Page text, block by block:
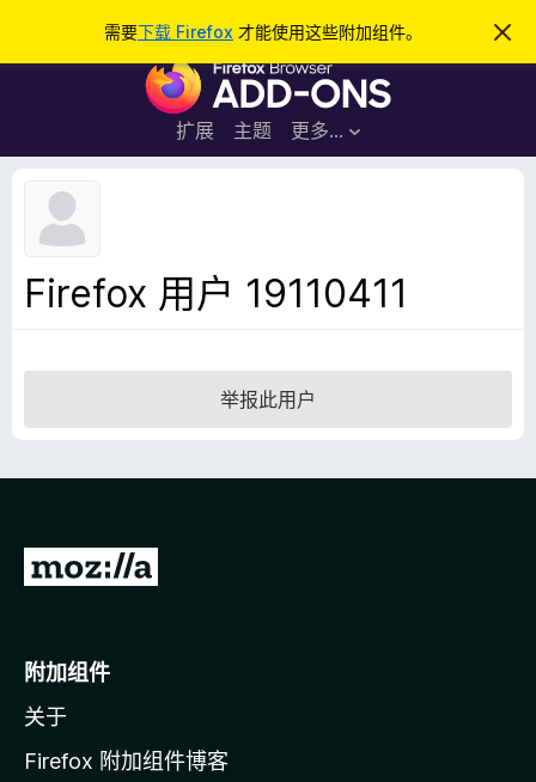
需要下载 Firefox 才能使用这些附加组件。
忽
此
F
r
e
览
加
组
扩展 主题 更多…
登录
Firefox 用户 19110411
举报此用户
转
o
i
l
附加组件
关于
Firefox 附加组件博客